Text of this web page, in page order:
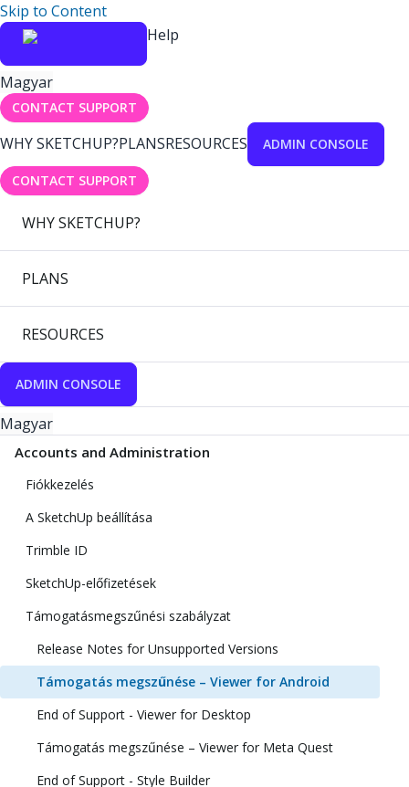
Skip to Content
Help
Magyar
CONTACT SUPPORT
WHY SKETCHUP?PLANSRESOURCES ADMIN CONSOLE
CONTACT SUPPORT
WHY SKETCHUP?
PLANS
RESOURCES
ADMIN CONSOLE
Magyar
Accounts and Administration
Fiókkezelés
A SketchUp beállítása
Trimble ID
SketchUp-előfizetések
Támogatásmegszűnési szabályzat
Release Notes for Unsupported Versions
Támogatás megszűnése – Viewer for Android
End of Support - Viewer for Desktop
Támogatás megszűnése – Viewer for Meta Quest
End of Support - Style Builder